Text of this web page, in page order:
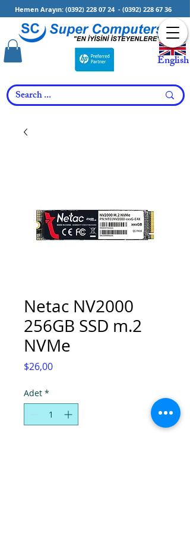
Hemen Arayın: (0392) 228 07 24 - (0392) 228 67 36
English
Netac NV2000
256GB SSD m.2
NVMe
$26,00Fiyat
Adet *